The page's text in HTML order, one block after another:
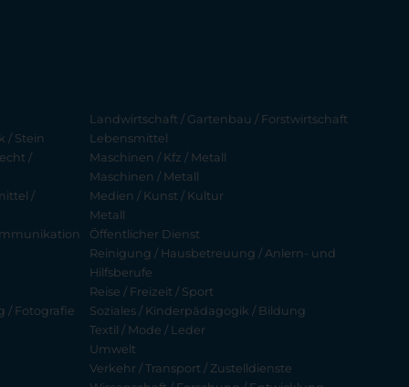
/ Stein
/
/
/ Fotografie
Landwirtschaft / Gartenbau / Forstwirtschaft
Lebensmittel
Maschinen / Kfz / Metall
Maschinen / Metall
Medien / Kunst / Kultur
Metall
Öffentlicher Dienst
Reinigung / Hausbetreuung / Anlern- und
Hilfsberufe
Reise / Freizeit / Sport
Soziales / Kinderpädagogik / Bildung
Textil / Mode / Leder
Umwelt
Verkehr / Transport / Zustelldienste